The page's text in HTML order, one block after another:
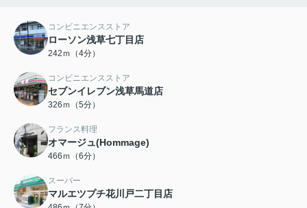
コンビニエンスストア
ローソン浅草七丁目店
242ｍ（4分）
コンビニエンスストア
セブンイレブン浅草馬道店
326ｍ（5分）
フランス料理
オマージュ(Hommage)
466ｍ（6分）
スーパー
マルエツプチ花川戸二丁目店